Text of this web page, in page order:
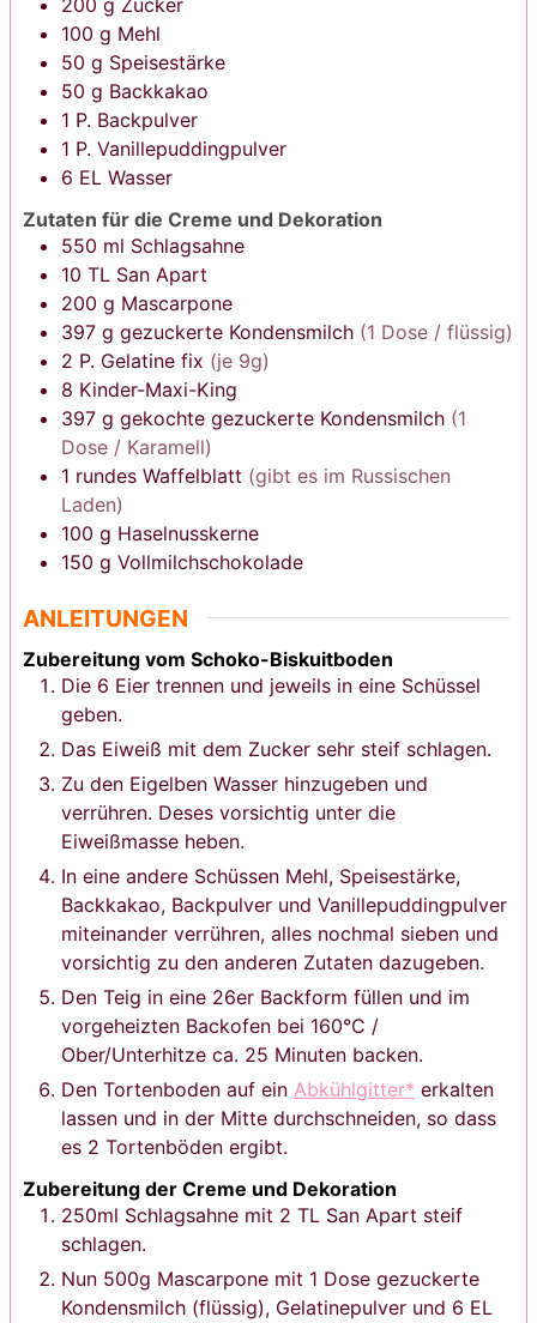
100 g Mehl
50 g Speisestärke
50 g Backkakao
1 P. Backpulver
1 P. Vanillepuddingpulver
6 EL Wasser
Zutaten für die Creme und Dekoration
550 ml Schlagsahne
10 TL San Apart
200 g Mascarpone
397 g gezuckerte Kondensmilch (1 Dose / flüssig)
2 P. Gelatine fix (je 9g)
8 Kinder-Maxi-King
397 g gekochte gezuckerte Kondensmilch (1
Dose / Karamell)
1 rundes Waffelblatt (gibt es im Russischen
Laden)
100 g Haselnusskerne
150 g Vollmilchschokolade
ANLEITUNGEN
Zubereitung vom Schoko-Biskuitboden
Die 6 Eier trennen und jeweils in eine Schüssel
geben.
Das Eiweiß mit dem Zucker sehr steif schlagen.
Zu den Eigelben Wasser hinzugeben und
verrühren. Deses vorsichtig unter die
Eiweißmasse heben.
In eine andere Schüssen Mehl, Speisestärke,
Backkakao, Backpulver und Vanillepuddingpulver
miteinander verrühren, alles nochmal sieben und
vorsichtig zu den anderen Zutaten dazugeben.
Den Teig in eine 26er Backform füllen und im
vorgeheizten Backofen bei 160°C /
Ober/Unterhitze ca. 25 Minuten backen.
Den Tortenboden auf ein Abkühlgitter* erkalten
lassen und in der Mitte durchschneiden, so dass
es 2 Tortenböden ergibt.
Zubereitung der Creme und Dekoration
250ml Schlagsahne mit 2 TL San Apart steif
schlagen.
Nun 500g Mascarpone mit 1 Dose gezuckerte
Kondensmilch (flüssig), Gelatinepulver und 6 EL